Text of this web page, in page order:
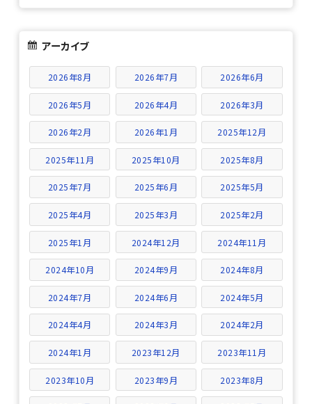
アーカイブ
2026年8月 2026年7月 2026年6月
2026年5月 2026年4月 2026年3月
2026年2月 2026年1月 2025年12月
2025年11月 2025年10月 2025年8月
2025年7月 2025年6月 2025年5月
2025年4月 2025年3月 2025年2月
2025年1月 2024年12月 2024年11月
2024年10月 2024年9月 2024年8月
2024年7月 2024年6月 2024年5月
2024年4月 2024年3月 2024年2月
2024年1月 2023年12月 2023年11月
2023年10月 2023年9月 2023年8月